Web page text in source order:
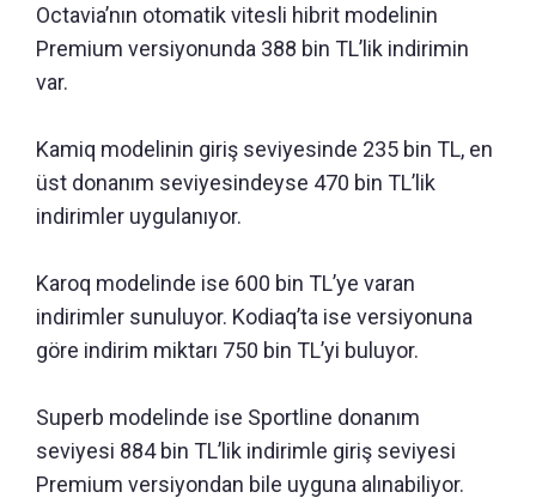
Octavia’nın otomatik vitesli hibrit modelinin
Premium versiyonunda 388 bin TL’lik indirimin
var.
Kamiq modelinin giriş seviyesinde 235 bin TL, en
üst donanım seviyesindeyse 470 bin TL’lik
indirimler uygulanıyor.
Karoq modelinde ise 600 bin TL’ye varan
indirimler sunuluyor. Kodiaq’ta ise versiyonuna
göre indirim miktarı 750 bin TL’yi buluyor.
Superb modelinde ise Sportline donanım
seviyesi 884 bin TL’lik indirimle giriş seviyesi
Premium versiyondan bile uyguna alınabiliyor.